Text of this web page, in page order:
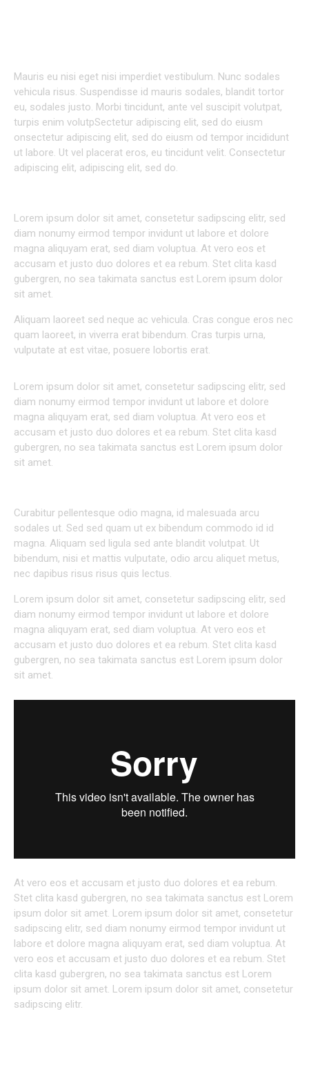
Mauris eu nisi eget nisi imperdiet vestibulum. Nunc sodales
vehicula risus. Suspendisse id mauris sodales, blandit tortor
eu, sodales justo. Morbi tincidunt, ante vel suscipit volutpat,
turpis enim volutpSectetur adipiscing elit, sed do eiusm
onsectetur adipiscing elit, sed do eiusm od tempor incididunt
ut labore. Ut vel placerat eros, eu tincidunt velit. Consectetur
adipiscing elit, adipiscing elit, sed do.
Lorem ipsum dolor sit amet, consetetur sadipscing elitr, sed
diam nonumy eirmod tempor invidunt ut labore et dolore
magna aliquyam erat, sed diam voluptua. At vero eos et
accusam et justo duo dolores et ea rebum. Stet clita kasd
gubergren, no sea takimata sanctus est Lorem ipsum dolor
sit amet.
Aliquam laoreet sed neque ac vehicula. Cras congue eros nec
quam laoreet, in viverra erat bibendum. Cras turpis urna,
vulputate at est vitae, posuere lobortis erat.
Lorem ipsum dolor sit amet, consetetur sadipscing elitr, sed
diam nonumy eirmod tempor invidunt ut labore et dolore
magna aliquyam erat, sed diam voluptua. At vero eos et
accusam et justo duo dolores et ea rebum. Stet clita kasd
gubergren, no sea takimata sanctus est Lorem ipsum dolor
sit amet.
Curabitur pellentesque odio magna, id malesuada arcu
sodales ut. Sed sed quam ut ex bibendum commodo id id
magna. Aliquam sed ligula sed ante blandit volutpat. Ut
bibendum, nisi et mattis vulputate, odio arcu aliquet metus,
nec dapibus risus risus quis lectus.
Lorem ipsum dolor sit amet, consetetur sadipscing elitr, sed
diam nonumy eirmod tempor invidunt ut labore et dolore
magna aliquyam erat, sed diam voluptua. At vero eos et
accusam et justo duo dolores et ea rebum. Stet clita kasd
gubergren, no sea takimata sanctus est Lorem ipsum dolor
sit amet.
At vero eos et accusam et justo duo dolores et ea rebum.
Stet clita kasd gubergren, no sea takimata sanctus est Lorem
ipsum dolor sit amet. Lorem ipsum dolor sit amet, consetetur
sadipscing elitr, sed diam nonumy eirmod tempor invidunt ut
labore et dolore magna aliquyam erat, sed diam voluptua. At
vero eos et accusam et justo duo dolores et ea rebum. Stet
clita kasd gubergren, no sea takimata sanctus est Lorem
ipsum dolor sit amet. Lorem ipsum dolor sit amet, consetetur
sadipscing elitr.